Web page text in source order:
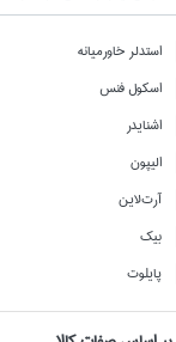
استدلر خاورميانه
اسكول فنس
اشنايدر
اليپون
آرت‌لاين
بيك
پايلوت
پنتر